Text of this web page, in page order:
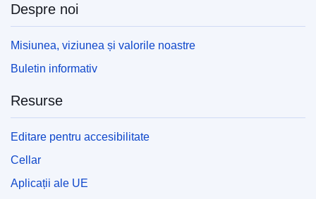
Despre noi
Misiunea, viziunea și valorile noastre
Buletin informativ
Resurse
Editare pentru accesibilitate
Cellar
Aplicații ale UE